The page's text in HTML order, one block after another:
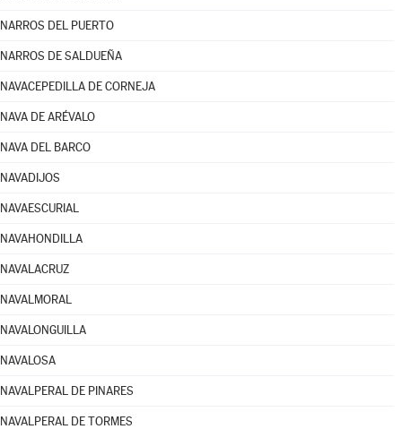
NARROS DEL PUERTO
NARROS DE SALDUEÑA
NAVACEPEDILLA DE CORNEJA
NAVA DE ARÉVALO
NAVA DEL BARCO
NAVADIJOS
NAVAESCURIAL
NAVAHONDILLA
NAVALACRUZ
NAVALMORAL
NAVALONGUILLA
NAVALOSA
NAVALPERAL DE PINARES
NAVALPERAL DE TORMES